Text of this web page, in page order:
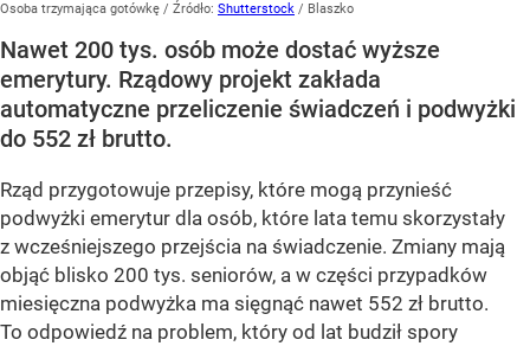
Osoba trzymająca gotówkę / Źródło: Shutterstock / Blaszko
Nawet 200 tys. osób może dostać wyższe
emerytury. Rządowy projekt zakłada
automatyczne przeliczenie świadczeń i podwyżki
do 552 zł brutto.
Rząd przygotowuje przepisy, które mogą przynieść
podwyżki emerytur dla osób, które lata temu skorzystały
z wcześniejszego przejścia na świadczenie. Zmiany mają
objąć blisko 200 tys. seniorów, a w części przypadków
miesięczna podwyżka ma sięgnąć nawet 552 zł brutto.
To odpowiedź na problem, który od lat budził spory